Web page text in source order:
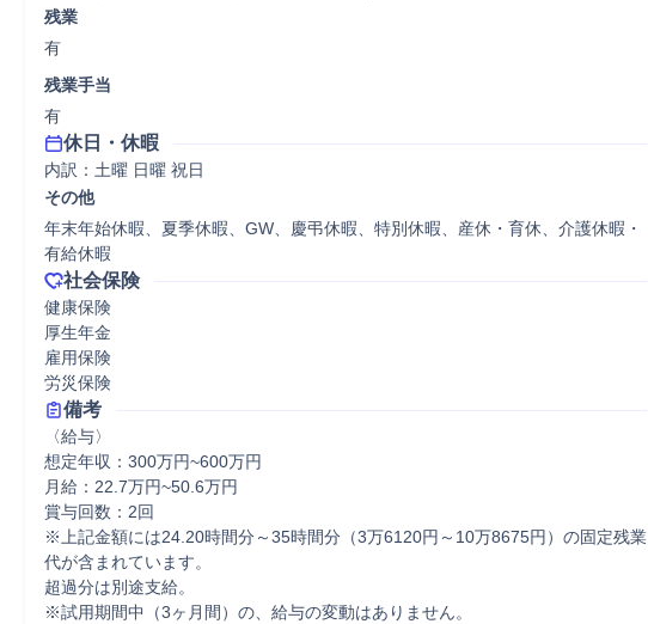
残業
有
残業手当
有
休日・休暇
内訳：土曜 日曜 祝日
その他
年末年始休暇、夏季休暇、GW、慶弔休暇、特別休暇、産休・育休、介護休暇・
有給休暇
社会保険
健康保険
厚生年金
雇用保険
労災保険
備考
〈給与〉
想定年収：300万円~600万円
月給：22.7万円~50.6万円
賞与回数：2回
※上記金額には24.20時間分～35時間分（3万6120円～10万8675円）の固定残業
代が含まれています。
超過分は別途支給。
※試用期間中（3ヶ⽉間）の、給与の変動はありません。